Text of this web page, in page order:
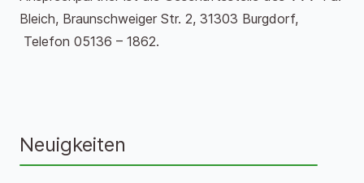
Bleich, Braunschweiger Str. 2, 31303 Burgdorf,
Telefon 05136 – 1862.
Neuigkeiten